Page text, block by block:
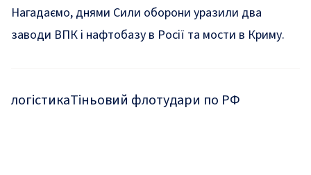
Нагадаємо, днями Сили оборони уразили два
заводи ВПК і нафтобазу в Росії та мости в Криму.
логістикаТіньовий флотудари по РФ